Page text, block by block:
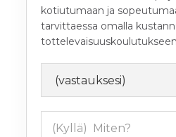
kotiutumaan ja
tarvittaessa omalla